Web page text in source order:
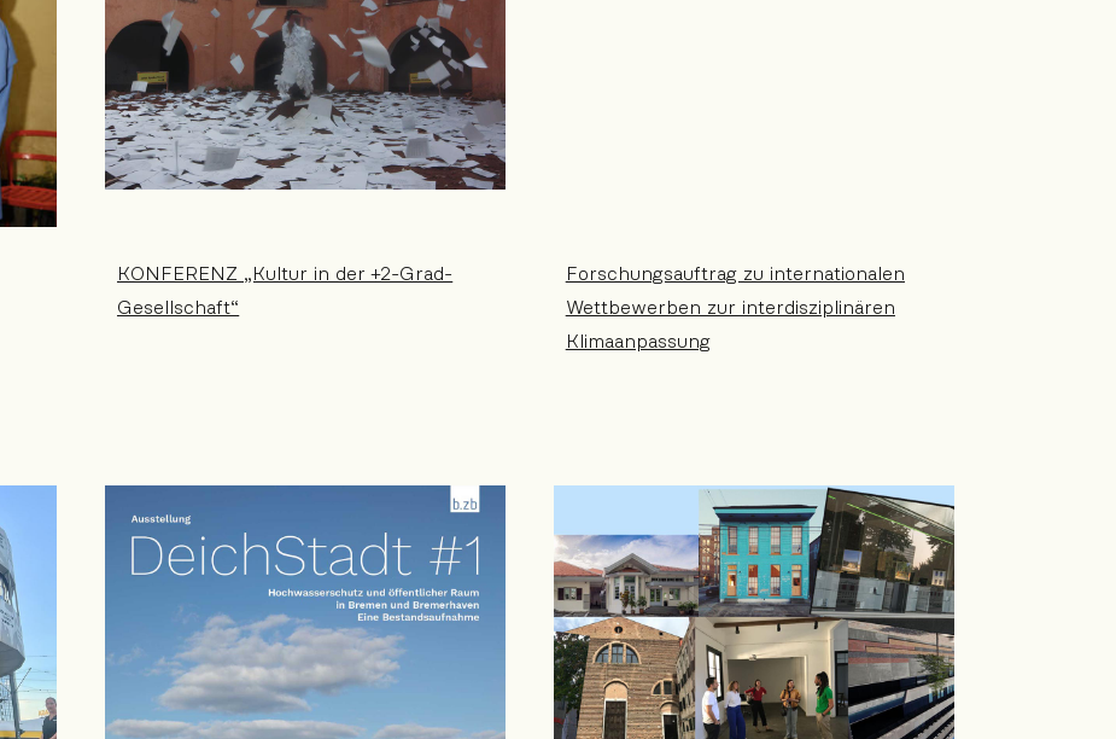
KONFERENZ „Kultur in der +2-Grad-
Gesellschaft“
Forschungsauftrag zu internationalen
Wettbewerben zur interdisziplinären
Klimaanpassung